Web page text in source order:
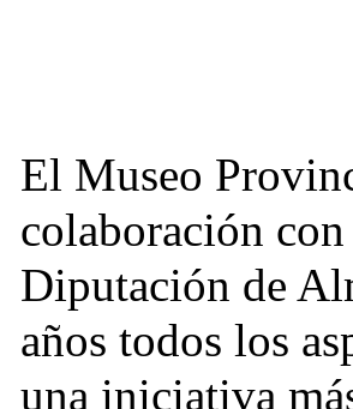
El Museo
colaboración
Diputación de
años todos los
una iniciativa